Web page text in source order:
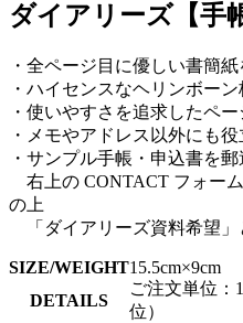
ダイアリーズ【手
・全ページ目に優しい書簡紙
・ハイセンスなヘリンボー
・使いやすさを追求したペ
・メモやアドレス以外にも
・サンプル手帳・申込書を郵
右上の CONTACT フォー
の上
「ダイアリーズ資料希望」
SIZE/WEIGHT15.5cm×9cm
DETAILS
ご注文単位：
位）